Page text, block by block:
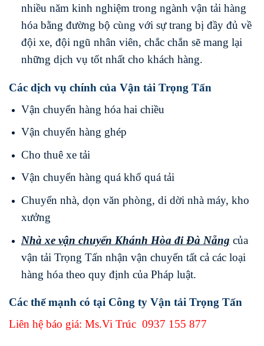
nhiều năm kinh nghiệm trong ngành vận tải hàng
hóa bằng đường bộ cùng với sự trang bị đầy đủ về
đội xe, đội ngũ nhân viên, chắc chắn sẽ mang lại
những dịch vụ tốt nhất cho khách hàng.
Các dịch vụ chính của Vận tải Trọng Tấn
Vận chuyển hàng hóa hai chiều
Vận chuyển hàng ghép
Cho thuê xe tải
Vận chuyển hàng quá khổ quá tải
Chuyển nhà, dọn văn phòng, di dời nhà máy, kho
xưởng
Nhà xe vận chuyển Khánh Hòa đi Đà Nẵng của
vận tải Trọng Tấn nhận vận chuyển tất cả các loại
hàng hóa theo quy định của Pháp luật.
Các thế mạnh có tại Công ty Vận tải Trọng Tấn
Liên hệ báo giá: Ms.Vi Trúc 0937 155 877